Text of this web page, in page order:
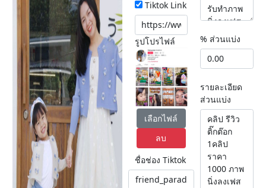
Tiktok Link
รูปโปรไฟล์
เลือกไฟล์
ลบ
ชื่อช่อง Tiktok
% ส่วนแบ่ง
รายละเอียด
ส่วนแบ่ง